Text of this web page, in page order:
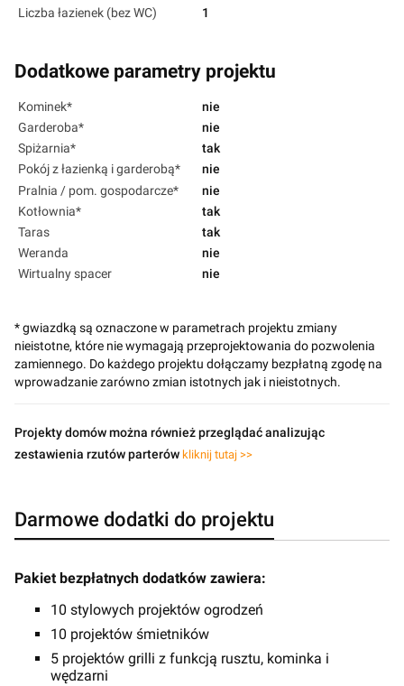
Liczba łazienek (bez WC)
1
Dodatkowe parametry projektu
Kominek*
nie
Garderoba*
nie
Spiżarnia*
tak
Pokój z łazienką i garderobą*
nie
Pralnia / pom. gospodarcze*
nie
Kotłownia*
tak
Taras
tak
Weranda
nie
Wirtualny spacer
nie
* gwiazdką są oznaczone w parametrach projektu zmiany
nieistotne, które nie wymagają przeprojektowania do pozwolenia
zamiennego. Do każdego projektu dołączamy bezpłatną zgodę na
wprowadzanie zarówno zmian istotnych jak i nieistotnych.
Projekty domów można również przeglądać analizując
zestawienia rzutów parterów kliknij tutaj >>
Darmowe dodatki do projektu
Pakiet bezpłatnych dodatków zawiera:
10 stylowych projektów ogrodzeń
10 projektów śmietników
5 projektów grilli z funkcją rusztu, kominka i
wędzarni